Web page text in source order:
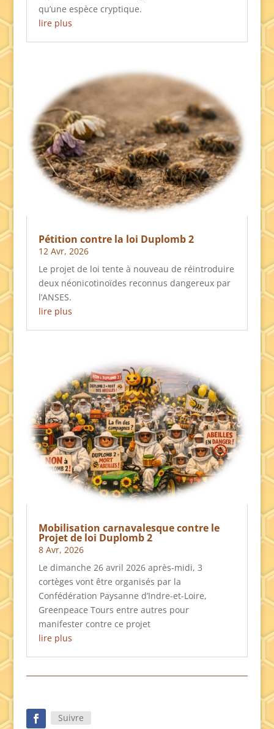
qu’une espèce cryptique.
lire plus
Pétition contre la loi Duplomb 2
12 Avr, 2026
Le projet de loi tente à nouveau de réintroduire
deux néonicotinoïdes reconnus dangereux par
l’ANSES.
lire plus
Mobilisation carnavalesque contre le
Projet de loi Duplomb 2
8 Avr, 2026
Le dimanche 26 avril 2026 après-midi, 3
cortèges vont être organisés par la
Confédération Paysanne d’Indre-et-Loire,
Greenpeace Tours entre autres pour
manifester contre ce projet
lire plus
Suivre